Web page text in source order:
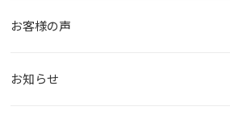
お客様の声
お知らせ